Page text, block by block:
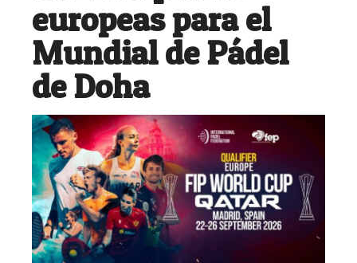
europeas para el
Mundial de Pádel
de Doha